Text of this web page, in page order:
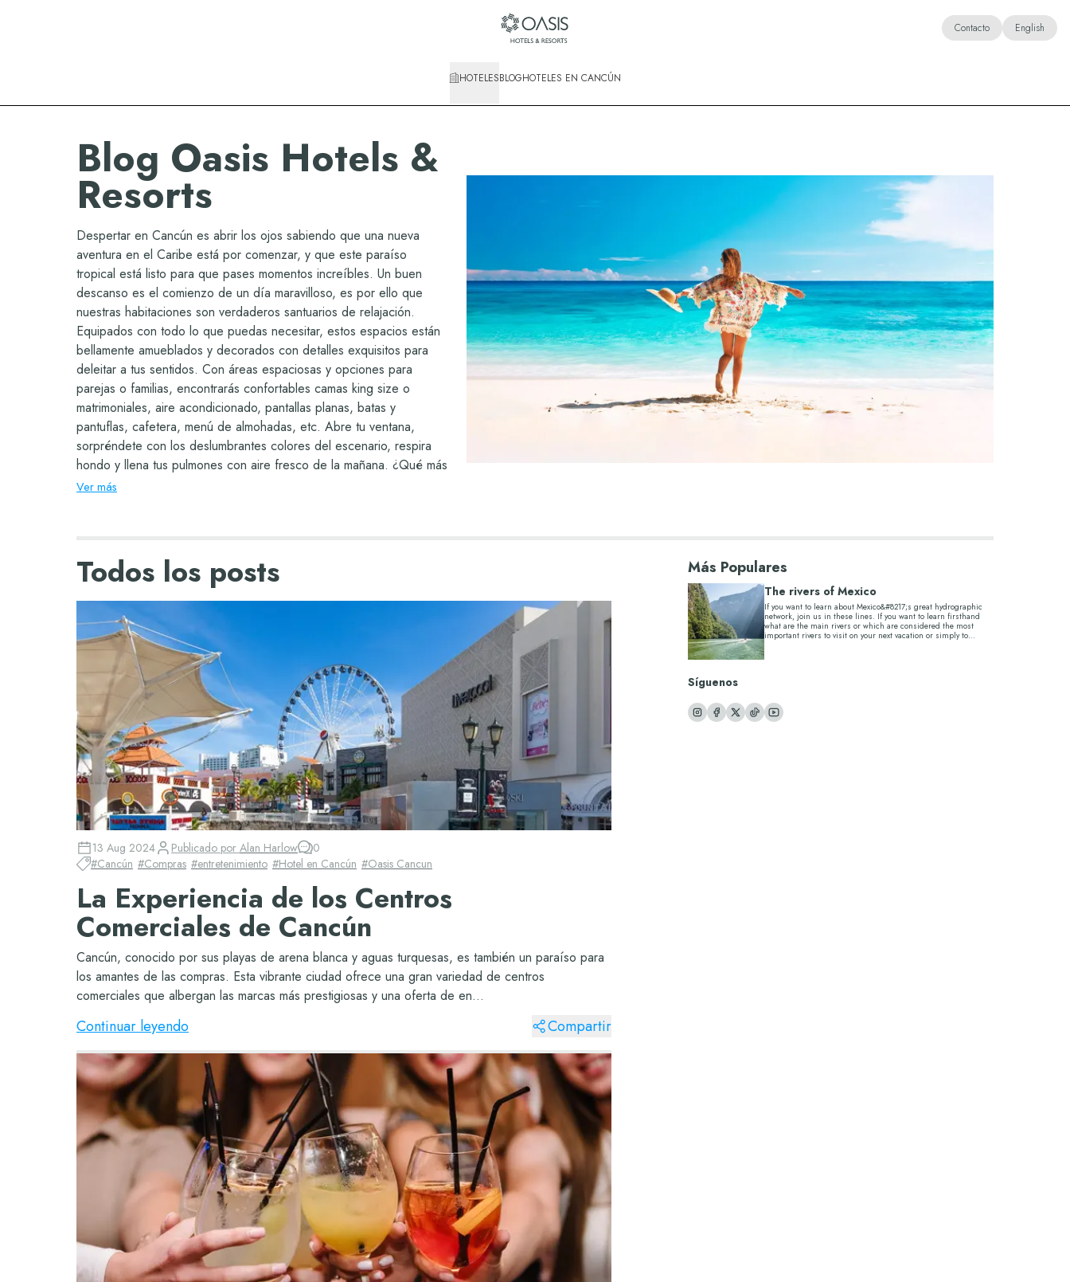
Contacto English
HOTELESBLOGHOTELES EN CANCÚN
Blog Oasis Hotels &
Resorts
Despertar en Cancún es abrir los ojos sabiendo que una nueva
aventura en el Caribe está por comenzar, y que este paraíso
tropical está listo para que pases momentos increíbles. Un buen
descanso es el comienzo de un día maravilloso, es por ello que
nuestras habitaciones son verdaderos santuarios de relajación.
Equipados con todo lo que puedas necesitar, estos espacios están
bellamente amueblados y decorados con detalles exquisitos para
deleitar a tus sentidos. Con áreas espaciosas y opciones para
parejas o familias, encontrarás confortables camas king size o
matrimoniales, aire acondicionado, pantallas planas, batas y
pantuflas, cafetera, menú de almohadas, etc. Abre tu ventana,
sorpréndete con los deslumbrantes colores del escenario, respira
hondo y llena tus pulmones con aire fresco de la mañana. ¿Qué más
necesitas? Solo ponte en contacto con tu amigable concierge,
por siempre.
Ver más
Todos los posts
13 Aug 2024 Publicado por Alan Harlow
0
#Cancún #Compras #entretenimiento #Hotel en Cancún #Oasis Cancun
La Experiencia de los Centros
Comerciales de Cancún
Cancún, conocido por sus playas de arena blanca y aguas turquesas, es también un paraíso para
los amantes de las compras. Esta vibrante ciudad ofrece una gran variedad de centros
comerciales que albergan las marcas más prestigiosas y una oferta de en...
Continuar leyendo Compartir
Más Populares
The rivers of Mexico
If you want to learn about Mexico&#8217;s great hydrographic
network, join us in these lines. If you want to learn firsthand
what are the main rivers or which are considered the most
important rivers to visit on your next vacation or simply to
Síguenos